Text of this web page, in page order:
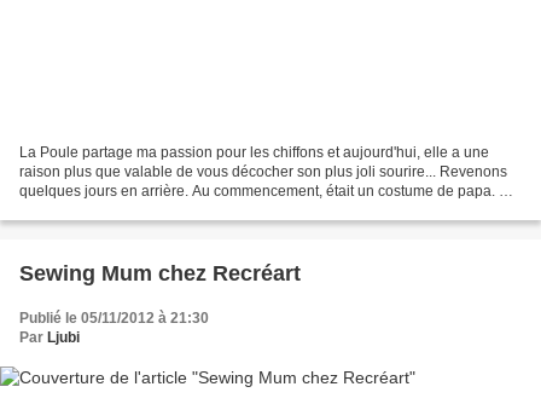
La Poule partage ma passion pour les chiffons et aujourd'hui, elle a une
raison plus que valable de vous décocher son plus joli sourire... Revenons
quelques jours en arrière. Au commencement, était un costume de papa. Un
Sewing Mum chez Recréart
Publié le 05/11/2012 à 21:30
Par Ljubi